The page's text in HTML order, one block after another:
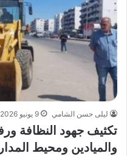
ليلى حسن الشامي 9 يونيو 2026
تكثيف جهود النظافة
والميادين ومحيط